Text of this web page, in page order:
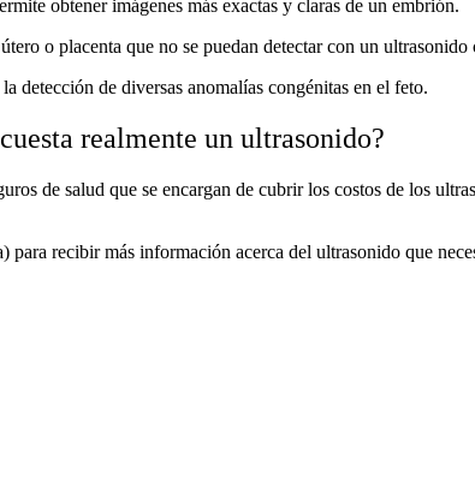
obtener imágenes más exactas y claras de un embrión.
o placenta que no se puedan detectar con un ultrasonido
detección de diversas anomalías congénitas en el feto.
realmente un ultrasonido?
de salud que se encargan de cubrir los costos de los
para recibir más información acerca del ultrasonido que